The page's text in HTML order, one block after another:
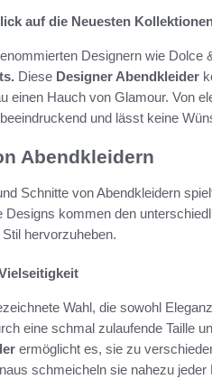
auf die Neuesten
Designern wie
Diese Designer Abendkleider
einen Hauch von Glamour. Von
und lässt keine
Abendkleidern
Schnitte von Abendkleidern
Designs kommen den
hervorzuheben.
Wahl, die sowohl
eine schmal zulaufende Taille
ermöglicht es, sie zu
schmeicheln sie nahezu